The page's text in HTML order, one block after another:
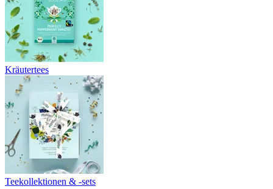
Kräutertees
Teekollektionen & -sets